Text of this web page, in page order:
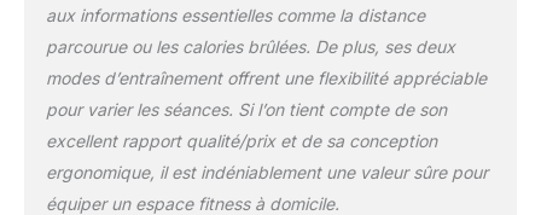
aux informations essentielles comme la distance
parcourue ou les calories brûlées. De plus, ses deux
modes d’entraînement offrent une flexibilité appréciable
pour varier les séances. Si l’on tient compte de son
excellent rapport qualité/prix et de sa conception
ergonomique, il est indéniablement une valeur sûre pour
équiper un espace fitness à domicile.